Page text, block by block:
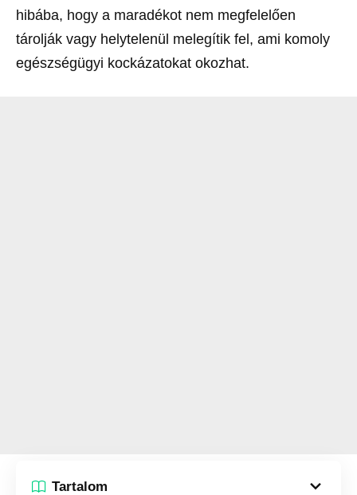
hibába, hogy a maradékot nem megfelelően
tárolják vagy helytelenül melegítik fel, ami komoly
egészségügyi kockázatokat okozhat.
Tartalom